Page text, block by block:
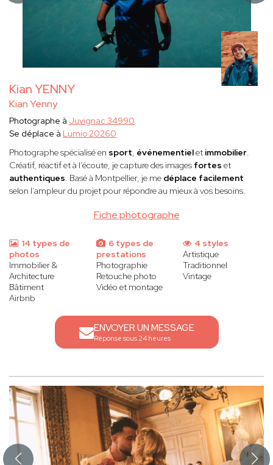
Kian YENNY
Kian Yenny
Fiche photographe
Photographe à Juvignac 34990
Se déplace à Lumio 20260
Photographe spécialisé en sport, événementielet immobilier.
Créatif, réactif et à l’écoute, je capture des images fortes et
authentiques. Basé à Montpellier, je me déplace facilement
selon l’ampleur du projet pour répondre au mieux à vos besoins.
14 types de
photos
Immobilier &
Architecture
Bâtiment
Airbnb
6 types de
prestations
Photographie
Retouche photo
Vidéo et montage
4 styles
Artistique
Traditionnel
Vintage
ENVOYER UN MESSAGE
Réponse sous 24 heures